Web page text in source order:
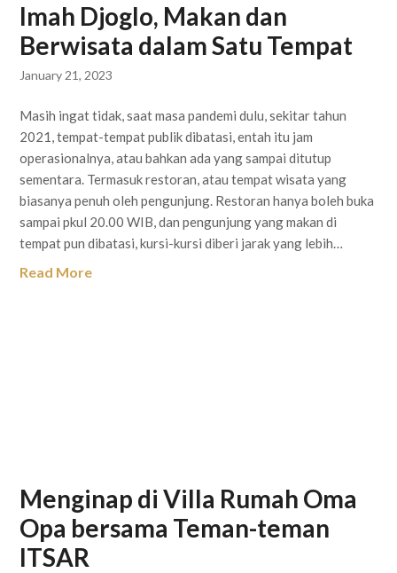
Imah Djoglo, Makan dan
Berwisata dalam Satu Tempat
January 21, 2023
Masih ingat tidak, saat masa pandemi dulu, sekitar tahun
2021, tempat-tempat publik dibatasi, entah itu jam
operasionalnya, atau bahkan ada yang sampai ditutup
sementara. Termasuk restoran, atau tempat wisata yang
biasanya penuh oleh pengunjung. Restoran hanya boleh buka
sampai pkul 20.00 WIB, dan pengunjung yang makan di
tempat pun dibatasi, kursi-kursi diberi jarak yang lebih…
Read More
Menginap di Villa Rumah Oma
Opa bersama Teman-teman
ITSAR